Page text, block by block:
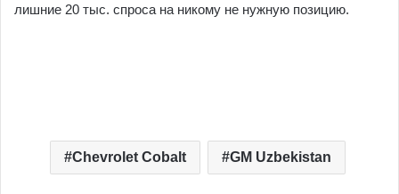
лишние 20 тыс. спроса на никому не нужную позицию.
Chevrolet Cobalt GM Uzbekistan